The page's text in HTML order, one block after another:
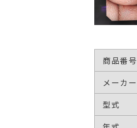
商品番号
メーカー
型式